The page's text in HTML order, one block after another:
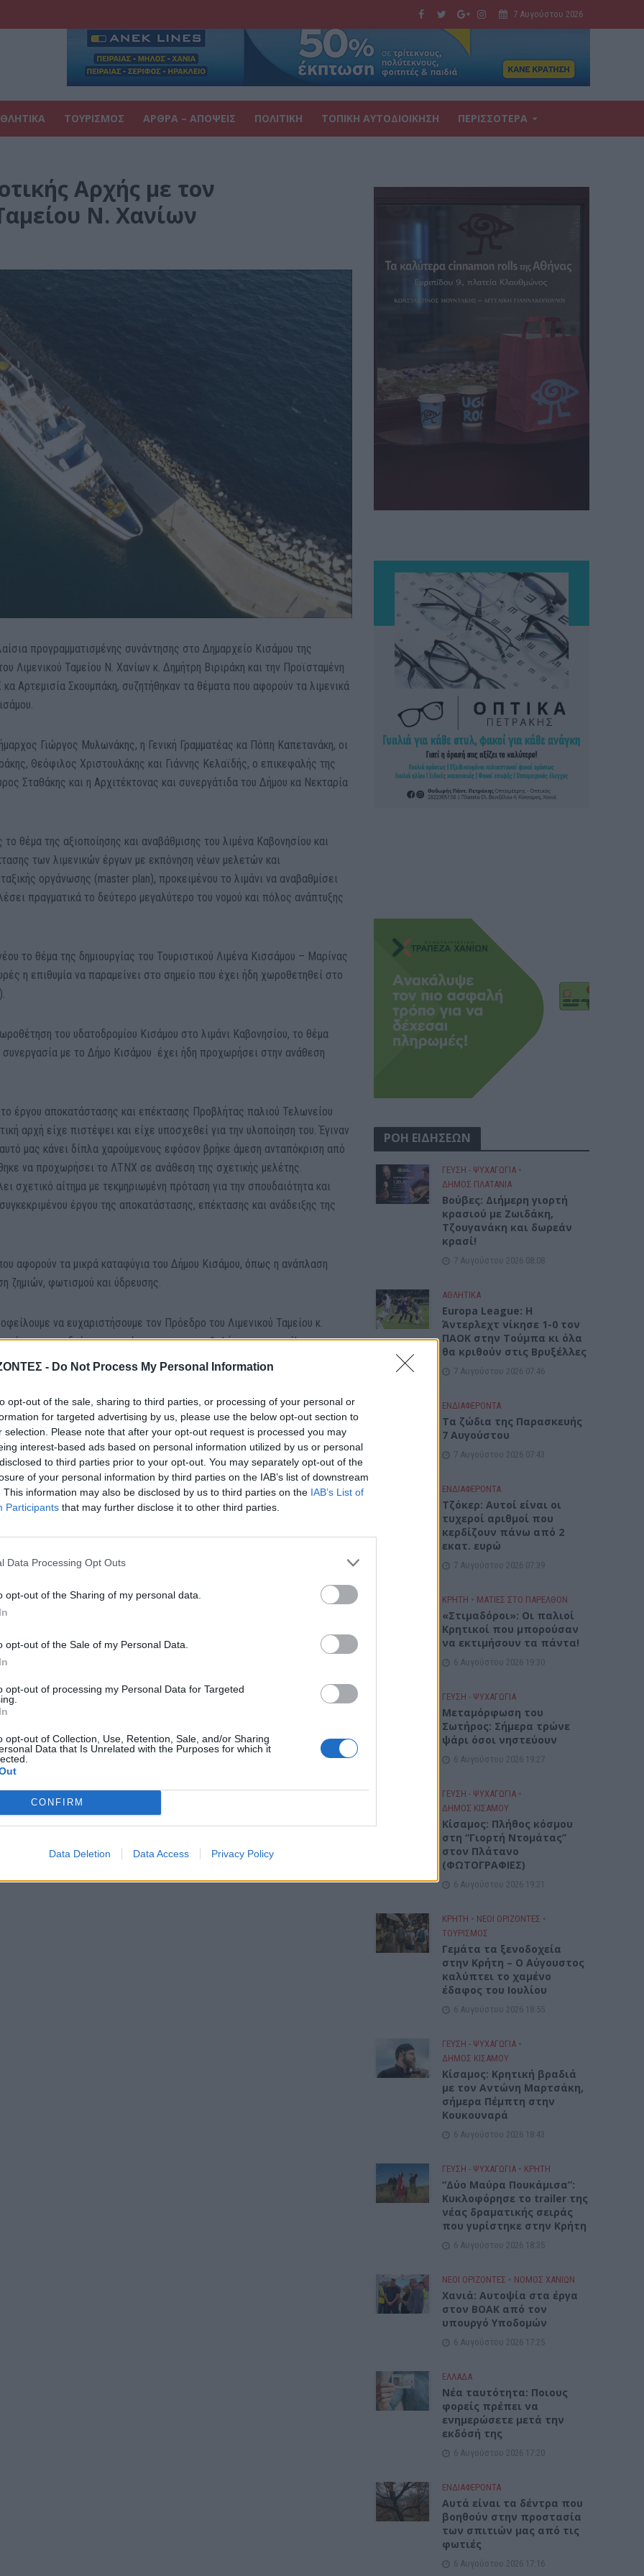
- Do Not Process My Personal Information
opt-out of the sale, sharing to third parties, or processing of your personal or
for targeted advertising by us, please use the below opt-out section to
selection. Please note that after your opt-out request is processed you may
interest-based ads based on personal information utilized by us or personal
to third parties prior to your opt-out. You may separately opt-out of the
of your personal information by third parties on the IAB’s list of downstream
This information may also be disclosed by us to third parties on the IAB’s List of
Participants that may further disclose it to other third parties.
Data Processing Opt Outs
opt-out of the Sharing of my personal data.
opt-out of the Sale of my Personal Data.
opt-out of processing my Personal Data for Targeted
opt-out of Collection, Use, Retention, Sale, and/or Sharing
Data that Is Unrelated with the Purposes for which it
CONFIRM
Data Deletion Data Access Privacy Policy
7 Αυγούστου 2026
ΤΟΥΡΙΣΜΟΣ ΑΡΘΡΑ – ΑΠΟΨΕΙΣ ΠΟΛΙΤΙΚΗ ΤΟΠΙΚΗ ΑΥΤΟΔΙΟΙΚΗΣΗ ΠΕΡΙΣΣΟΤΕΡΑ
Αρχής με τον
Ν. Χανίων
προγραμματισμένης συνάντησης στο Δημαρχείο Κισάμου της
Λιμενικού Ταμείου Ν. Χανίων κ. Δημήτρη Βιριράκη και την Προϊσταμένη
Αρτεμισία Σκουμπάκη, συζητήθηκαν τα θέματα που αφορούν τα λιμενικά
Γιώργος Μυλωνάκης, η Γενική Γραμματέας κα Πόπη Καπετανάκη, οι
Θεόφιλος Χριστουλάκης και Γιάννης Κελαϊδής, ο επικεφαλής της
Σταθάκης και η Αρχιτέκτονας και συνεργάτιδα του Δήμου κα Νεκταρία
θέμα της αξιοποίησης και αναβάθμισης του λιμένα Καβονησίου και
των λιμενικών έργων με εκπόνηση νέων μελετών και
οργάνωσης (master plan), προκειμένου το λιμάνι να αναβαθμίσει
πραγματικά το δεύτερο μεγαλύτερο του νομού και πόλος ανάπτυξης
το θέμα της δημιουργίας του Τουριστικού Λιμένα Κισσάμου – Μαρίνας
η επιθυμία να παραμείνει στο σημείο που έχει ήδη χωροθετηθεί στο
του υδατοδρομίου Κισάμου στο λιμάνι Καβονησίου, το θέμα
με το Δήμο Κισάμου έχει ήδη προχωρήσει στην ανάθεση
έργου αποκατάστασης και επέκτασης Προβλήτας παλιού Τελωνείου
αρχή είχε πιστέψει και είχε υποσχεθεί για την υλοποίηση του. Έγιναν
μας κάνει δίπλα χαρούμενους εφόσον βρήκε άμεση ανταπόκριση από
να προχωρήσει το ΛΤΝΧ σε ανάθεση της σχετικής μελέτης.
σχετικό αίτημα με τεκμηριωμένη πρόταση για την σπουδαιότητα και
έργου της αποκατάστασης, επέκτασης και ανάδειξης της
αφορούν τα μικρά καταφύγια του Δήμου Κισάμου, όπως η ανάπλαση
ζημιών, φωτισμού και ύδρευσης.
να ευχαριστήσουμε τον Πρόεδρο του Λιμενικού Ταμείου κ.
και το δείχνει εμπράκτως με την συμβολή του στην επίλυση των
τον Δήμο μας και που άπτονται των αρμοδιοτήτων του Λιμενικού
ΑΘΛΗΤΙΚΑ
1-0 τον ΠΑΟΚ στην
κι όλα θα κριθούν
7 Αυγούστου 2026
Tα ζώδια της Παρασκευής 7
ΡΟΗ ΕΙΔΗΣΕΩΝ
ΓΕΎΣΗ - ΨΥΧΑΓΩΓΊΑ •
ΔΉΜΟΣ ΠΛΑΤΑΝΙΆ
Βούβες: Διήμερη γιορτή
κρασιού με Ζωιδάκη,
Τζουγανάκη και δωρεάν
κρασί!
7 Αυγούστου 2026 08:08
ΑΘΛΗΤΙΚΑ
Europa League: Η
Άντερλεχτ νίκησε 1-0 τον
ΠΑΟΚ στην Τούμπα κι όλα
θα κριθούν στις Βρυξέλλες
7 Αυγούστου 2026 07:46
ΕΝΔΙΑΦΕΡΟΝΤΑ
Tα ζώδια της Παρασκευής
7 Αυγούστου
7 Αυγούστου 2026 07:43
ΕΝΔΙΑΦΕΡΟΝΤΑ
Τζόκερ: Αυτοί είναι οι
τυχεροί αριθμοί που
κερδίζουν πάνω από 2
εκατ. ευρώ
7 Αυγούστου 2026 07:39
ΚΡΗΤΗ • ΜΑΤΙΕΣ ΣΤΟ ΠΑΡΕΛΘΟΝ
«Στιμαδόροι»: Οι παλιοί
Κρητικοί που μπορούσαν
να εκτιμήσουν τα πάντα!
6 Αυγούστου 2026 19:30
ΓΕΎΣΗ - ΨΥΧΑΓΩΓΊΑ
Μεταμόρφωση του
Σωτήρος: Σήμερα τρώνε
ψάρι όσοι νηστεύουν
6 Αυγούστου 2026 19:27
ΓΕΎΣΗ - ΨΥΧΑΓΩΓΊΑ •
ΔΉΜΟΣ ΚΙΣΆΜΟΥ
Κίσαμος: Πλήθος κόσμου
στη “Γιορτή Ντομάτας”
στον Πλάτανο
(ΦΩΤΟΓΡΑΦΙΕΣ)
6 Αυγούστου 2026 19:21
ΚΡΗΤΗ • ΝΕΟΙ ΟΡΙΖΟΝΤΕΣ •
ΤΟΥΡΙΣΜΟΣ
Γεμάτα τα ξενοδοχεία
στην Κρήτη – Ο Αύγουστος
καλύπτει το χαμένο
έδαφος του Ιουλίου
6 Αυγούστου 2026 18:55
ΓΕΎΣΗ - ΨΥΧΑΓΩΓΊΑ •
ΔΉΜΟΣ ΚΙΣΆΜΟΥ
Kίσαμος: Κρητική βραδιά
με τον Αντώνη Μαρτσάκη,
σήμερα Πέμπτη στην
Κουκουναρά
6 Αυγούστου 2026 18:43
ΓΕΎΣΗ - ΨΥΧΑΓΩΓΊΑ • ΚΡΗΤΗ
“Δύο Μαύρα Πουκάμισα”:
Κυκλοφόρησε το trailer της
νέας δραματικής σειράς
που γυρίστηκε στην Κρήτη
6 Αυγούστου 2026 18:35
ΝΕΟΙ ΟΡΙΖΟΝΤΕΣ • ΝΟΜΌΣ ΧΑΝΊΩΝ
Χανιά: Αυτοψία στα έργα
στον ΒΟΑΚ από τον
υπουργό Υποδομών
6 Αυγούστου 2026 17:25
ΕΛΛΑΔΑ
Νέα ταυτότητα: Ποιους
φορείς πρέπει να
ενημερώσετε μετά την
εκδόσή της
6 Αυγούστου 2026 17:20
ΕΝΔΙΑΦΕΡΟΝΤΑ
Αυτά είναι τα δέντρα που
βοηθούν στην προστασία
των σπιτιών μας από τις
φωτιές
6 Αυγούστου 2026 17:16